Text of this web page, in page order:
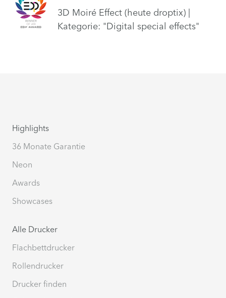
3D Moiré Effect (heute droptix) |
Kategorie: "Digital special effects"
Highlights
36 Monate Garantie
Neon
Awards
Showcases
Alle Drucker
Flachbettdrucker
Rollendrucker
Drucker finden